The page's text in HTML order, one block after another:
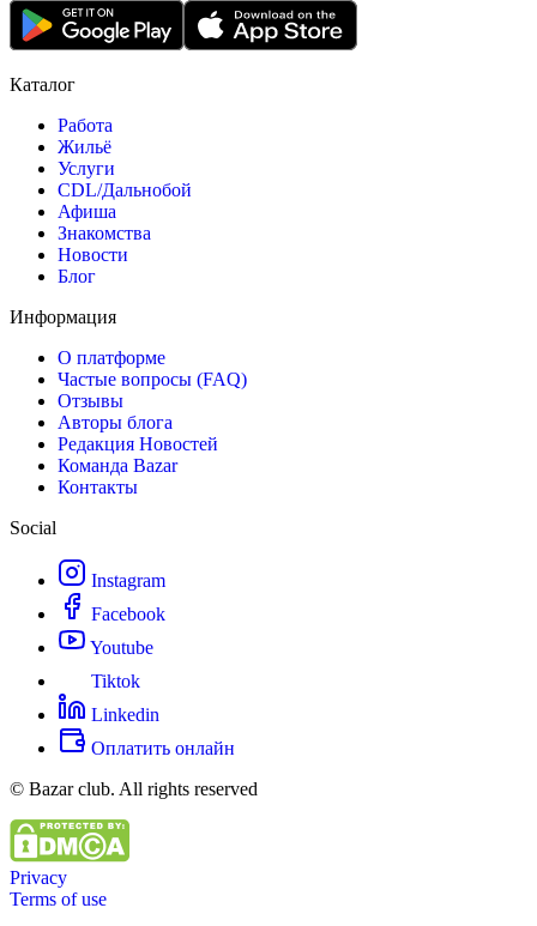
Каталог
Работа
Жильё
Услуги
CDL/Дальнобой
Афиша
Знакомства
Новости
Блог
Информация
О платформе
Частые вопросы (FAQ)
Отзывы
Авторы блога
Редакция Новостей
Команда Bazar
Контакты
Social
Instagram
Facebook
Youtube
Tiktok
Linkedin
Оплатить онлайн
© Bazar club. All rights reserved
Privacy
Terms of use